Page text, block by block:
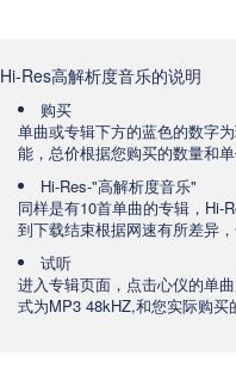
Hi-Res高解析度音乐的说明
购买
单曲或专辑下方的蓝色的数字
能，总价根据您购买的数量和单
Hi-Res-"高解析度音乐"
同样是有10首单曲的专辑，Hi-
到下载结束根据网速有所差异，
试听
进入专辑页面，点击心仪的单
式为MP3 48kHZ,和您实际购买